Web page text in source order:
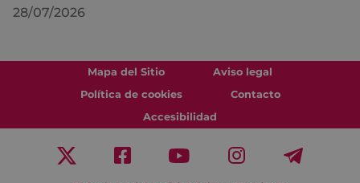
28/07/2026
Mapa del Sitio
Aviso legal
Política de cookies
Contacto
Accesibilidad